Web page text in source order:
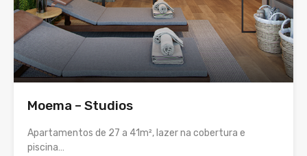
Moema – Studios
Apartamentos de 27 a 41m², lazer na cobertura e
piscina…